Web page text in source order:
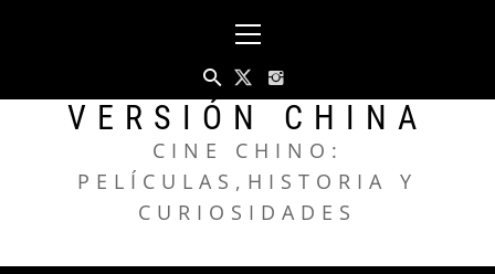
principal
VERSIÓN CHINA
CINE CHINO:
PELÍCULAS,HISTORIA Y
CURIOSIDADES